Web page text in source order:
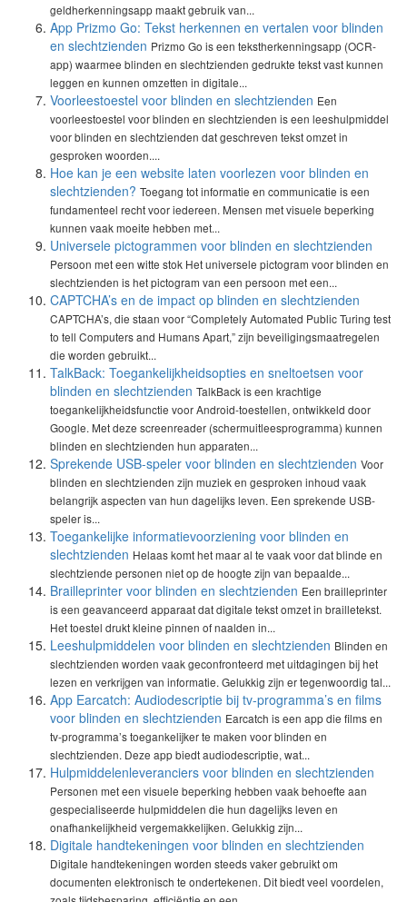
geldherkenningsapp maakt gebruik van...
App Prizmo Go: Tekst herkennen en vertalen voor blinden
en slechtzienden Prizmo Go is een tekstherkenningsapp (OCR-
app) waarmee blinden en slechtzienden gedrukte tekst vast kunnen
leggen en kunnen omzetten in digitale...
Voorleestoestel voor blinden en slechtzienden Een
voorleestoestel voor blinden en slechtzienden is een leeshulpmiddel
voor blinden en slechtzienden dat geschreven tekst omzet in
gesproken woorden....
Hoe kan je een website laten voorlezen voor blinden en
slechtzienden? Toegang tot informatie en communicatie is een
fundamenteel recht voor iedereen. Mensen met visuele beperking
kunnen vaak moeite hebben met...
Universele pictogrammen voor blinden en slechtzienden
Persoon met een witte stok Het universele pictogram voor blinden en
slechtzienden is het pictogram van een persoon met een...
CAPTCHA’s en de impact op blinden en slechtzienden
CAPTCHA’s, die staan voor “Completely Automated Public Turing test
to tell Computers and Humans Apart,” zijn beveiligingsmaatregelen
die worden gebruikt...
TalkBack: Toegankelijkheidsopties en sneltoetsen voor
blinden en slechtzienden TalkBack is een krachtige
toegankelijkheidsfunctie voor Android-toestellen, ontwikkeld door
Google. Met deze screenreader (schermuitleesprogramma) kunnen
blinden en slechtzienden hun apparaten...
Sprekende USB-speler voor blinden en slechtzienden Voor
blinden en slechtzienden zijn muziek en gesproken inhoud vaak
belangrijk aspecten van hun dagelijks leven. Een sprekende USB-
speler is...
Toegankelijke informatievoorziening voor blinden en
slechtzienden Helaas komt het maar al te vaak voor dat blinde en
slechtziende personen niet op de hoogte zijn van bepaalde...
Brailleprinter voor blinden en slechtzienden Een brailleprinter
is een geavanceerd apparaat dat digitale tekst omzet in brailletekst.
Het toestel drukt kleine pinnen of naalden in...
Leeshulpmiddelen voor blinden en slechtzienden Blinden en
slechtzienden worden vaak geconfronteerd met uitdagingen bij het
lezen en verkrijgen van informatie. Gelukkig zijn er tegenwoordig tal...
App Earcatch: Audiodescriptie bij tv-programma’s en films
voor blinden en slechtzienden Earcatch is een app die films en
tv-programma’s toegankelijker te maken voor blinden en
slechtzienden. Deze app biedt audiodescriptie, wat...
Hulpmiddelenleveranciers voor blinden en slechtzienden
Personen met een visuele beperking hebben vaak behoefte aan
gespecialiseerde hulpmiddelen die hun dagelijks leven en
onafhankelijkheid vergemakkelijken. Gelukkig zijn...
Digitale handtekeningen voor blinden en slechtzienden
Digitale handtekeningen worden steeds vaker gebruikt om
documenten elektronisch te ondertekenen. Dit biedt veel voordelen,